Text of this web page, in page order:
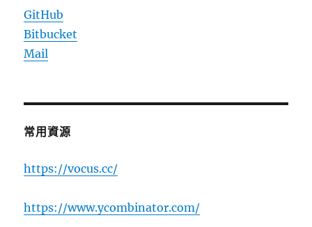
GitHub
Bitbucket
Mail
常用資源
https://vocus.cc/
https://www.ycombinator.com/